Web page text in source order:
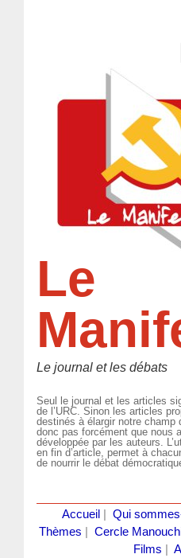
Le
Le journal et les débats
Seul le journal et les articles
de l’URC. Sinon les articles
destinés à élargir notre champ
donc pas forcément que nous
développée par les auteurs.
en fin d’article, permet à
de nourrir le débat
Accueil Qui
Thèmes
Cercle
Films